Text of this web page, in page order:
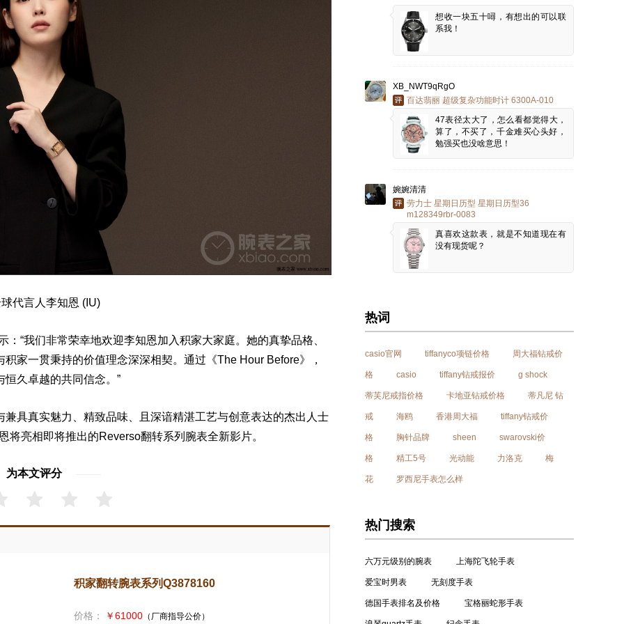
代言人李知恩 (IU)
“我们非常荣幸地欢迎李知恩加入积家大家庭。她的真挚品格、
家一贯秉持的价值理念深深相契。通过《The Hour Before》，
久卓越的共同信念。”
具真实魅力、精致品味、且深谙精湛工艺与创意表达的杰出人士
亮相即将推出的Reverso翻转系列腕表全新影片。
为本文评分
想收一块五十噚，有想出的可以联
系我！
XB_NWT9qRgO
评
百达翡丽 超级复杂功能时计 6300A-010
47表径太大了，怎么看都觉得大，
算了，不买了，千金难买心头好，
勉强买也没啥意思！
婉婉清清
评
劳力士 星期日历型 星期日历型36
m128349rbr-0083
真喜欢这款表，就是不知道现在有
没有现货呢？
热词
casio官网 tiffanyco项链价格 周大福钻戒价
格 casio tiffany钻戒报价 g shock
蒂芙尼戒指价格 卡地亚钻戒价格 蒂凡尼 钻
戒 海鸥 香港周大福 tiffany钻戒价
格 胸针品牌 sheen swarovski价
格 精工5号 光动能 力洛克 梅
花 罗西尼手表怎么样
热门搜索
六万元级别的腕表 上海陀飞轮手表
爱宝时男表 无刻度手表
德国手表排名及价格 宝格丽蛇形手表